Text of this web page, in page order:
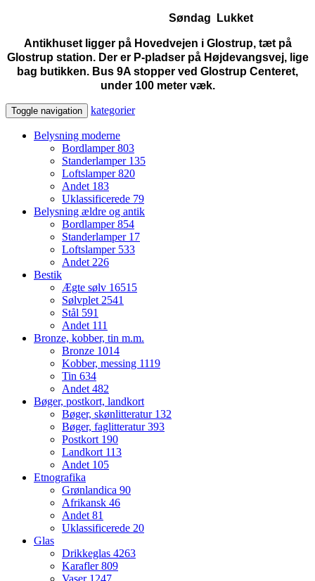
Søndag Lukket
Antikhuset ligger på Hovedvejen i Glostrup, tæt på
Glostrup station. Der er P-pladser på Højdevangsvej, lige
bag butikken. Bus 9A stopper ved Glostrup Centeret,
under 100 meter væk.
Toggle navigation kategorier
Belysning moderne
Bordlamper803
Standerlamper 135
Loftslamper820
Andet 183
Uklassificerede 79
Belysning ældre og antik
Bordlamper854
Standerlamper 17
Loftslamper 533
Andet226
Bestik
Ægte sølv 16515
Sølvplet2541
Stål 591
Andet 111
Bronze, kobber, tin m.m.
Bronze 1014
Kobber, messing 1119
Tin 634
Andet482
Bøger, postkort, landkort
Bøger, skønlitteratur 132
Bøger, faglitteratur393
Postkort 190
Landkort 113
Andet 105
Etnografika
Grønlandica 90
Afrikansk 46
Andet81
Uklassificerede 20
Glas
Drikkeglas 4263
Karafler809